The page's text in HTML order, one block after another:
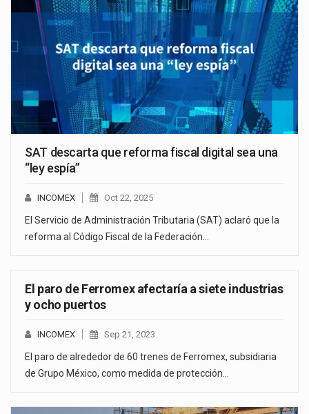
SAT descarta que reforma fiscal digital sea una
“ley espía”
INCOMEX Oct 22, 2025
El Servicio de Administración Tributaria (SAT) aclaró que la
reforma al Código Fiscal de la Federación…
El paro de Ferromex afectaría a siete industrias
y ocho puertos
INCOMEX Sep 21, 2023
El paro de alrededor de 60 trenes de Ferromex, subsidiaria
de Grupo México, como medida de protección…